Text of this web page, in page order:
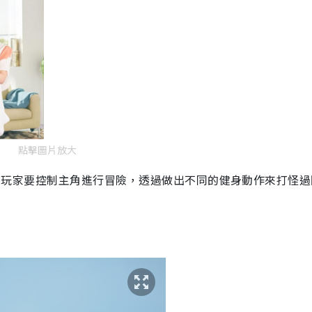
點擊圖片放大
要控制主角進行冒險，透過做出不同的健身動作來打怪